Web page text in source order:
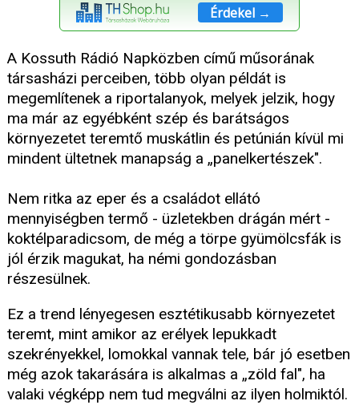
Érdekel →
A Kossuth Rádió Napközben című műsorának
társasházi perceiben, több olyan példát is
megemlítenek a riportalanyok, melyek jelzik, hogy
ma már az egyébként szép és barátságos
környezetet teremtő muskátlin és petúnián kívül mi
mindent ültetnek manapság a „panelkertészek".
Nem ritka az eper és a családot ellátó
mennyiségben termő - üzletekben drágán mért -
koktélparadicsom, de még a törpe gyümölcsfák is
jól érzik magukat, ha némi gondozásban
részesülnek.
Ez a trend lényegesen esztétikusabb környezetet
teremt, mint amikor az erélyek lepukkadt
szekrényekkel, lomokkal vannak tele, bár jó esetben
még azok takarására is alkalmas a „zöld fal", ha
valaki végképp nem tud megválni az ilyen holmiktól.